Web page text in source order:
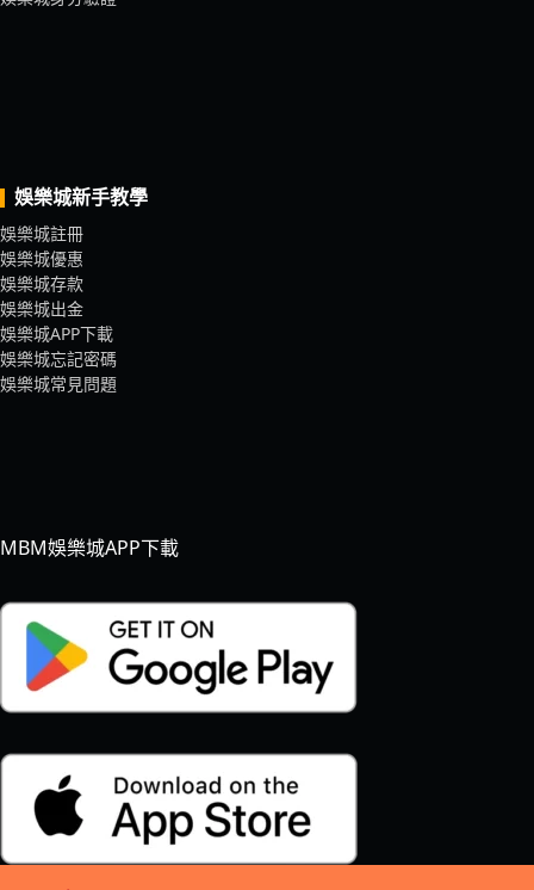
娛樂城新手教學
娛樂城註冊
娛樂城優惠
娛樂城存款
娛樂城出金
娛樂城APP下載
娛樂城忘記密碼
娛樂城常見問題
MBM娛樂城APP下載